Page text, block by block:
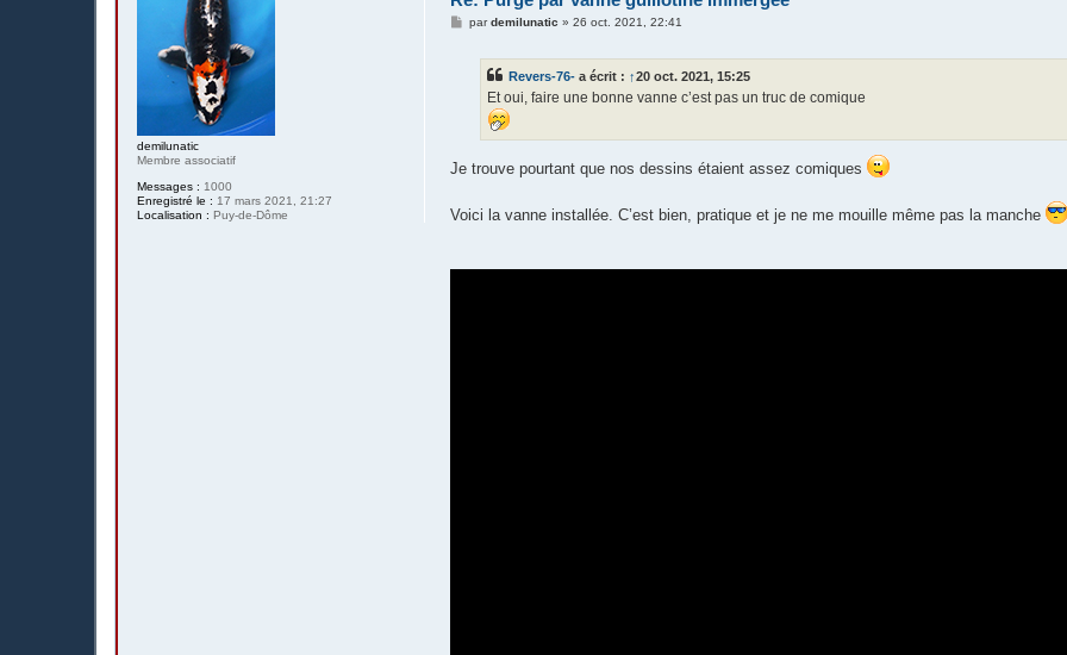
demilunatic
Membre associatif
Messages : 1000
Enregistré le : 17 mars 2021, 21:27
Localisation : Puy-de-Dôme
Mpardemilunatic »26 oct. 2021, 22:41
Revers-76- a écrit : ↑20 oct. 2021, 15:25
Et oui, faire une bonne vanne c’est pas un truc de comique
Je trouve pourtant que nos dessins étaient assez comiques
Voici la vanne installée. C’est bien, pratique et je ne me mouille même pas la manche